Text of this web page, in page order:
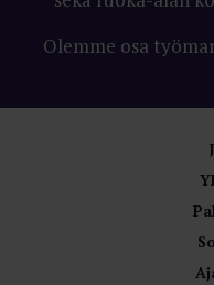
Olemme osa